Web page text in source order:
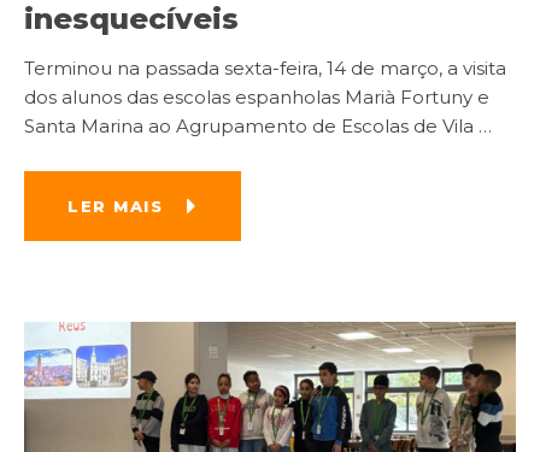
inesquecíveis
Terminou na passada sexta-feira, 14 de março, a visita
dos alunos das escolas espanholas Marià Fortuny e
Santa Marina ao Agrupamento de Escolas de Vila …
LER MAIS